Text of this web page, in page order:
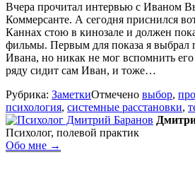
Вчера прочитал интервью с Иваном
Коммерсанте. А сегодня приснился
Каннах стою в кинозале и должен
фильмы. Первым для показа я выбрал
Ивана, но никак не мог вспомнить
ряду сидит сам Иван, и тоже…
Рубрика: ЗаметкиОтмечено выбор,
психология, системные расстановки,
Психолог, полевой практик
Обо мне →